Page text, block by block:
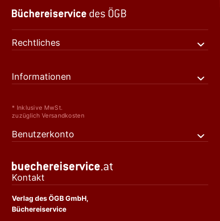
Rechtliches
Informationen
* Inklusive MwSt.
zuzüglich Versandkosten
Benutzerkonto
Kontakt
Verlag des ÖGB GmbH,
Büchereiservice